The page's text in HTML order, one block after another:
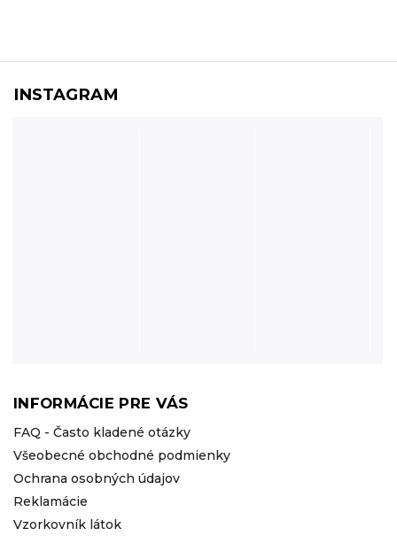
INFORMÁCIE PRE VÁS
FAQ - Často kladené otázky
Všeobecné obchodné podmienky
Ochrana osobných údajov
Reklamácie
Vzorkovník látok
INSTAGRAM